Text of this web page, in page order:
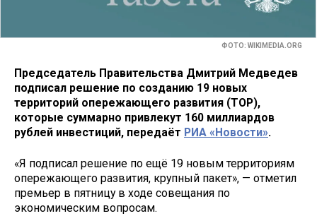
ФОТО: WIKIMEDIA.ORG
Председатель Правительства Дмитрий Медведев
подписал решение по созданию 19 новых
территорий опережающего развития (ТОР),
которые суммарно привлекут 160 миллиардов
рублей инвестиций, передаёт РИА «Новости».
«Я подписал решение по ещё 19 новым территориям
опережающего развития, крупный пакет», — отметил
премьер в пятницу в ходе совещания по
экономическим вопросам.